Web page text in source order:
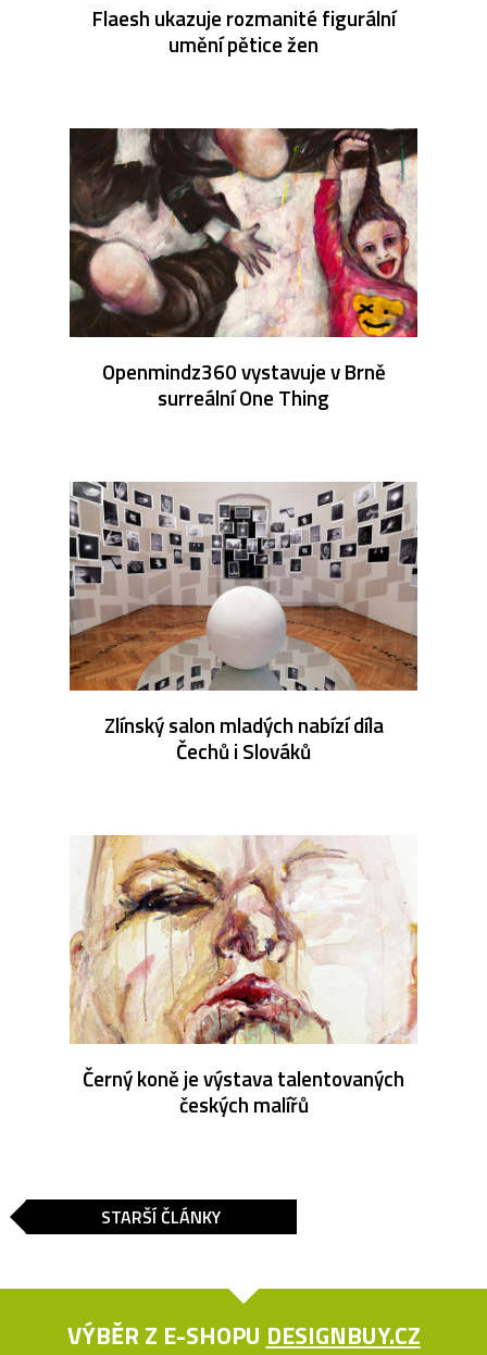
Flaesh ukazuje rozmanité figurální
umění pětice žen
Openmindz360 vystavuje v Brně
surreální One Thing
Zlínský salon mladých nabízí díla
Čechů i Slováků
Černý koně je výstava talentovaných
českých malířů
STARŠÍ ČLÁNKY
VÝBĚR Z E-SHOPU DESIGNBUY.CZ